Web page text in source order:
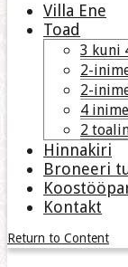
Villa Ene
Toad
3 kuni
2-
2-
4
2
Hinnakiri
Broneeri
Kontakt
Return to Content